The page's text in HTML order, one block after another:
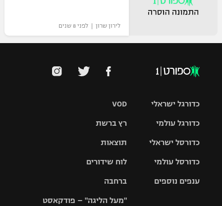
לירון שרון | לפני 8 שנים
VOD
רץ ברשת
תוצאות
לוח שידורים
ברחבה
"מעל הליגה" – פודקאסט
כדורגל ישראלי
גביע הטוטו
כדורגל עולמי
האלופות
ליגה
כדורסל ישראלי
סל
כדורסל עולמי
ענפים נוספים